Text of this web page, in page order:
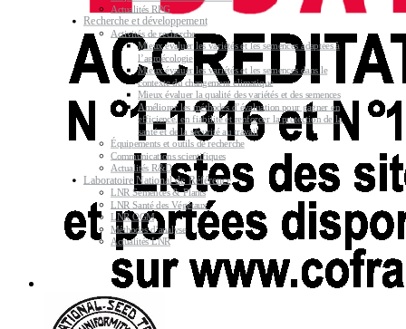
Actualités RPG
Recherche et développement
Activités de recherche
Mieux évaluer les variétés et les semences adaptées à
l’agroécologie
Mieux évaluer les variétés et les semences dans le
contexte du changement climatique
Mieux évaluer la qualité des variétés et des semences
Améliorer les méthodes d’évaluation pour gagner en
efficience, en fiabilité et renforcer la protection de la
santé et de la sécurité au travail
Équipements et outils de recherche
Communications scientifiques
Actualités R&D
Laboratoire National de Référence
LNR Semences & Plants
LNR Santé des Végétaux
LNR OGM
Méthodes d’analyse
Actualités LNR